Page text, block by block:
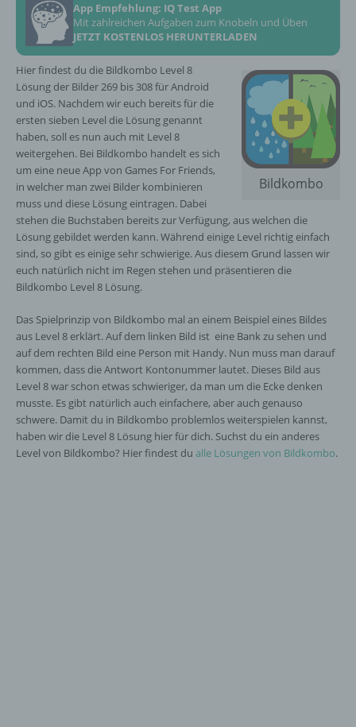
App Empfehlung: IQ Test App
Mit zahlreichen Aufgaben zum Knobeln und Üben
JETZT KOSTENLOS HERUNTERLADEN
Bildkombo
Hier findest du die Bildkombo Level 8
Lösung der Bilder 269 bis 308 für Android
und iOS. Nachdem wir euch bereits für die
ersten sieben Level die Lösung genannt
haben, soll es nun auch mit Level 8
weitergehen. Bei Bildkombo handelt es sich
um eine neue App von Games For Friends,
in welcher man zwei Bilder kombinieren
muss und diese Lösung eintragen. Dabei
stehen die Buchstaben bereits zur Verfügung, aus welchen die
Lösung gebildet werden kann. Während einige Level richtig einfach
sind, so gibt es einige sehr schwierige. Aus diesem Grund lassen wir
euch natürlich nicht im Regen stehen und präsentieren die
Bildkombo Level 8 Lösung.
Das Spielprinzip von Bildkombo mal an einem Beispiel eines Bildes
aus Level 8 erklärt. Auf dem linken Bild ist eine Bank zu sehen und
auf dem rechten Bild eine Person mit Handy. Nun muss man darauf
kommen, dass die Antwort Kontonummer lautet. Dieses Bild aus
Level 8 war schon etwas schwieriger, da man um die Ecke denken
musste. Es gibt natürlich auch einfachere, aber auch genauso
schwere. Damit du in Bildkombo problemlos weiterspielen kannst,
haben wir die Level 8 Lösung hier für dich. Suchst du ein anderes
Level von Bildkombo? Hier findest du alle Lösungen von Bildkombo.